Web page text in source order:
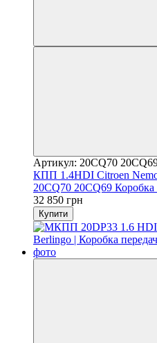
Артикул: 20CQ70
КПП 1.4HDI Citroen
20CQ70 20CQ69 Коробка
32 850 грн
Купити